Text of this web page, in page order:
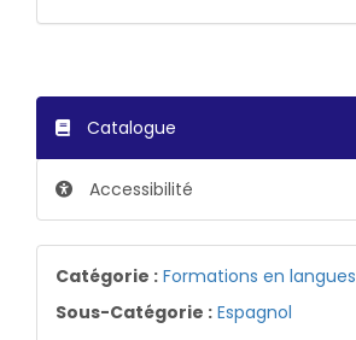
Catalogue
Accessibilité
Catégorie : Formations en langues
Sous-Catégorie : Espagnol